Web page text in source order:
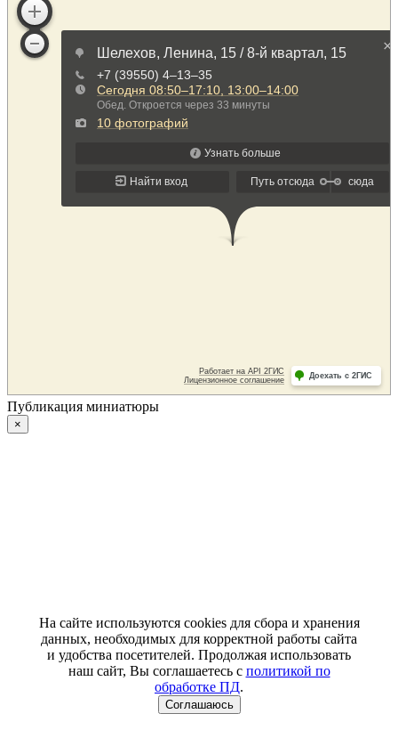
Публикация миниатюры
×
На сайте используются cookies для сбора и хранения
данных, необходимых для корректной работы сайта
и удобства посетителей. Продолжая использовать
наш сайт, Вы соглашаетесь с политикой по
обработке ПД.
Соглашаюсь